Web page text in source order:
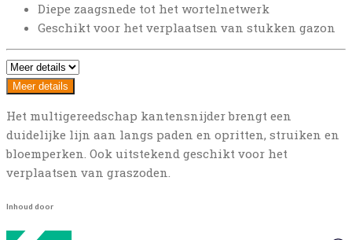
Diepe zaagsnede tot het wortelnetwerk
Geschikt voor het verplaatsen van stukken gazon
Meer details
Het multigereedschap kantensnijder brengt een
duidelijke lijn aan langs paden en opritten, struiken en
bloemperken. Ook uitstekend geschikt voor het
verplaatsen van graszoden.
Inhoud door